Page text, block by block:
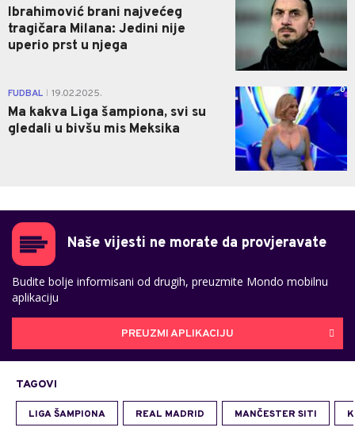
Ibrahimović brani najvećeg
tragičara Milana: Jedini nije
uperio prst u njega
FUDBAL 19.02.2025.
Ma kakva Liga šampiona, svi su
gledali u bivšu mis Meksika
0
Naše vijesti ne morate da provjeravate
Budite bolje informisani od drugih, preuzmite Mondo mobilnu
aplikaciju
PREUZMI APLIKACIJU
TAGOVI
LIGA ŠAMPIONA REAL MADRID MANČESTER SITI